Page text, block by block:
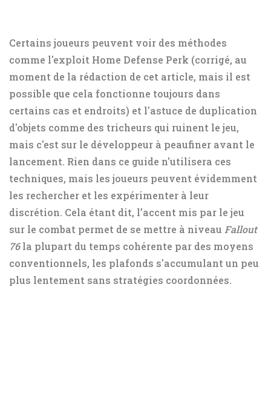
Certains joueurs peuvent voir des méthodes
comme l'exploit Home Defense Perk (corrigé, au
moment de la rédaction de cet article, mais il est
possible que cela fonctionne toujours dans
certains cas et endroits) et l'astuce de duplication
d'objets comme des tricheurs qui ruinent le jeu,
mais c'est sur le développeur à peaufiner avant le
lancement. Rien dans ce guide n'utilisera ces
techniques, mais les joueurs peuvent évidemment
les rechercher et les expérimenter à leur
discrétion. Cela étant dit, l’accent mis par le jeu
sur le combat permet de se mettre à niveau Fallout
76la plupart du temps cohérente par des moyens
conventionnels, les plafonds s'accumulant un peu
plus lentement sans stratégies coordonnées.